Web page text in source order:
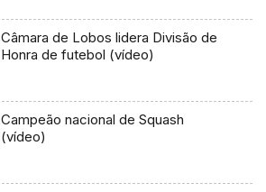
Câmara de Lobos lidera Divisão de
Honra de futebol (vídeo)
Campeão nacional de Squash
(vídeo)